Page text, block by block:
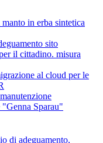
in erba sintetica
sito
il cittadino. misura
al cloud per le
"Genna Sparau"
di adeguamento,